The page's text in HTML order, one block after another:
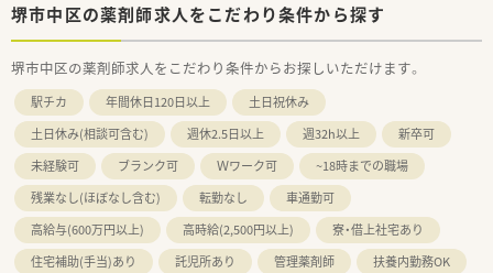
堺市中区の薬剤師求人をこだわり条件から探す
堺市中区の薬剤師求人をこだわり条件からお探しいただけます。
駅チカ 年間休日120日以上
土日祝休み
土日休み(相談可含む)
週休2.5日以上 週32h以上
新卒可
未経験可
ブランク可 Ｗワーク可
~18時までの職場
残業なし(ほぼなし含む)
転勤なし
車通勤可
高給与(600万円以上)
高時給(2,500円以上)
寮・借上社宅あり
住宅補助(手当)あり
託児所あり 管理薬剤師
扶養内勤務OK